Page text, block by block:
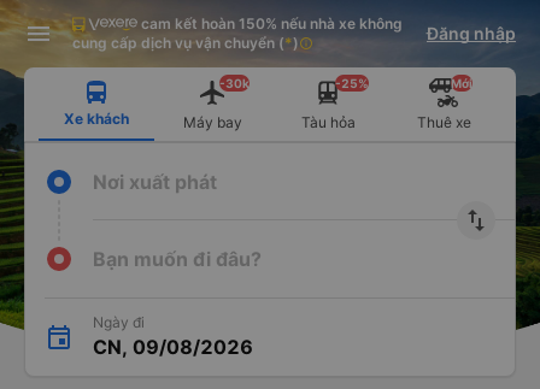
Tải app Vexere ngay!
Nhận ưu đãi thành viên độc
quyền
Mở app
Tải app Vexere
-30k/ghế khi đặt vé máy bay qua
app
Mở app
cam kết hoàn 150% nếu nhà xe không
cung cấp dịch vụ vận chuyển (*)info Đăng nhập
Xe khách Máy bay
-30k
Tàu hỏa
-25%
Thuê xe
Mới
Nơi xuất phát
import_export
Bạn muốn đi đâu?
Ngày đi
CN, 09/08/2026